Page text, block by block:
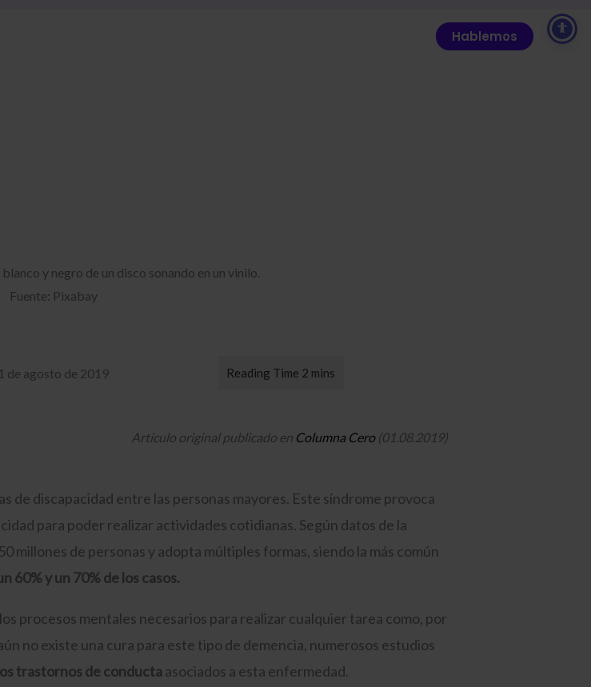
Hablemos
Fuente: Pixabay
1 de agosto de 2019
Artículo original publicado en Columna Cero(01.08.2019)
de discapacidad entre las personas mayores. Este síndrome provoca
para poder realizar actividades cotidianas. Según datos de la
millones de personas y adopta múltiples formas, siendo la más común
60% y un 70% de los casos.
procesos mentales necesarios para realizar cualquier tarea como, por
no existe una cura para este tipo de demencia, numerosos estudios
trastornos de conductaasociados a esta enfermedad.